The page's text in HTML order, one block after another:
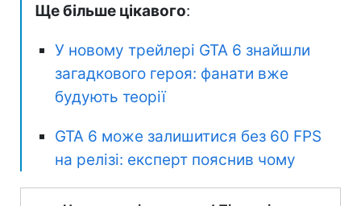
Ще більше цікавого:
У новому трейлері GTA 6 знайшли
загадкового героя: фанати вже
будують теорії
GTA 6 може залишитися без 60 FPS
на релізі: експерт пояснив чому